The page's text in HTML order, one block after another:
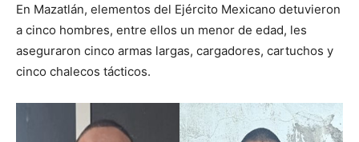
En Mazatlán, elementos del Ejército Mexicano detuvieron
a cinco hombres, entre ellos un menor de edad, les
aseguraron cinco armas largas, cargadores, cartuchos y
cinco chalecos tácticos.